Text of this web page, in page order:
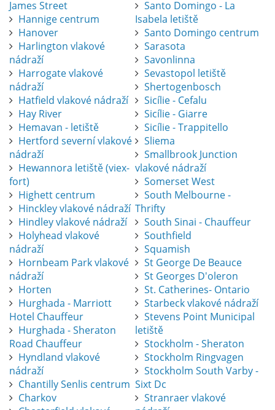
James Street
Hannige centrum
Hanover
Harlington vlakové
nádraží
Harrogate vlakové
nádraží
Hatfield vlakové nádraží
Hay River
Hemavan - letiště
Hertford severní vlakové
nádraží
Hewannora letiště (viex-
fort)
Highett centrum
Hinckley vlakové nádraží
Hindley vlakové nádraží
Holyhead vlakové
nádraží
Hornbeam Park vlakové
nádraží
Horten
Hurghada - Marriott
Hotel Chauffeur
Hurghada - Sheraton
Road Chauffeur
Hyndland vlakové
nádraží
Chantilly Senlis centrum
Charkov
Santo Domingo - La
Isabela letiště
Santo Domingo centrum
Sarasota
Savonlinna
Sevastopol letiště
Shertogenbosch
Sicílie - Cefalu
Sicílie - Giarre
Sicílie - Trappitello
Sliema
Smallbrook Junction
vlakové nádraží
Somerset West
South Melbourne -
Thrifty
South Sinai - Chauffeur
Southfield
Squamish
St George De Beauce
St Georges D'oleron
St. Catherines- Ontario
Starbeck vlakové nádraží
Stevens Point Municipal
letiště
Stockholm - Sheraton
Stockholm Ringvagen
Stockholm South Varby -
Sixt Dc
Stranraer vlakové